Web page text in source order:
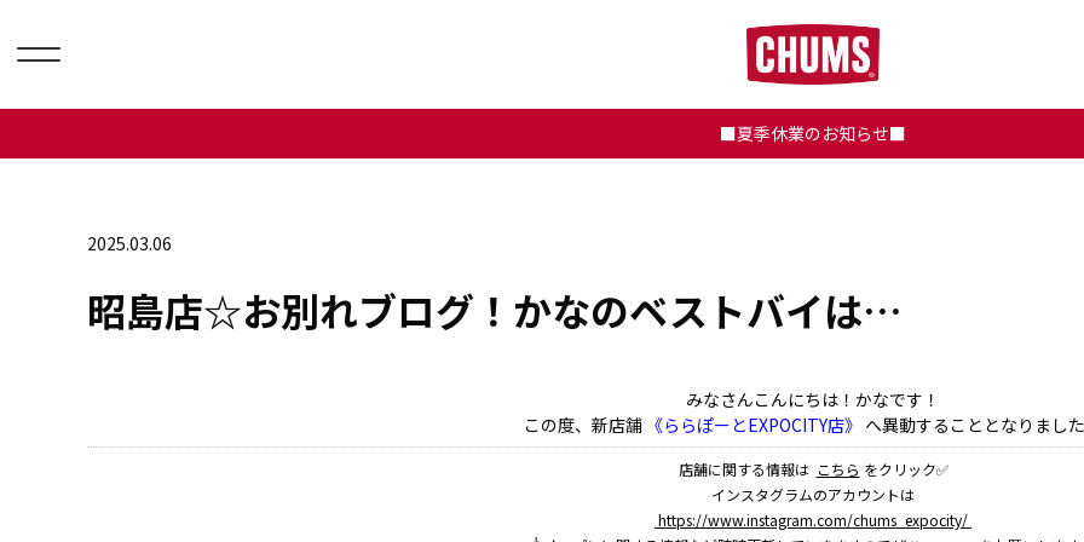
■夏季休業のお知らせ■
2025.03.06
昭島店☆お別れブログ！かなのベストバイは…
みなさんこんにちは！かなです！
この度、新店舗 《ららぽーとEXPOCITY店》 へ異動することとなりまし
店舗に関する情報は こちら をクリック✅
インスタグラムのアカウントは
https://www.instagram.com/chums_expocity/